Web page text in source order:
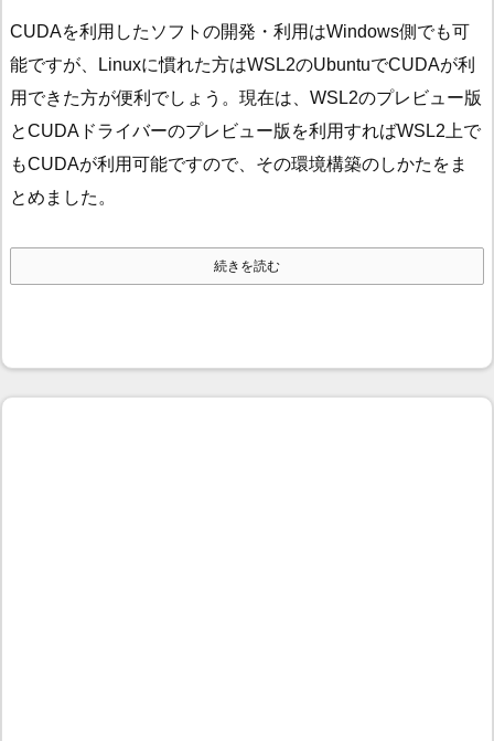
CUDAを利用したソフトの開発・利用はWindows側でも可
能ですが、Linuxに慣れた方はWSL2のUbuntuでCUDAが利
用できた方が便利でしょう。現在は、WSL2のプレビュー版
とCUDAドライバーのプレビュー版を利用すればWSL2上で
もCUDAが利用可能ですので、その環境構築のしかたをま
とめました。
続きを読む